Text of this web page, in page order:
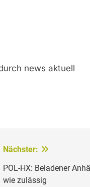
news aktuell
Nächster:
POL-HX: Beladener
wie zulässig